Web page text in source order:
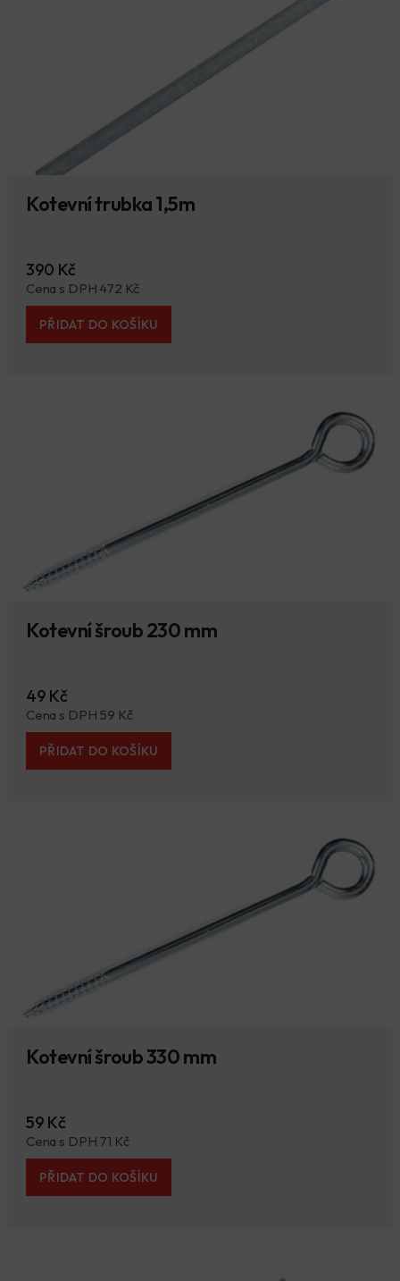
Kotevní trubka 1,5m
390 Kč
Cena s DPH 472 Kč
PŘIDAT DO KOŠÍKU
Kotevní šroub 230 mm
49 Kč
Cena s DPH 59 Kč
PŘIDAT DO KOŠÍKU
Kotevní šroub 330 mm
59 Kč
Cena s DPH 71 Kč
PŘIDAT DO KOŠÍKU